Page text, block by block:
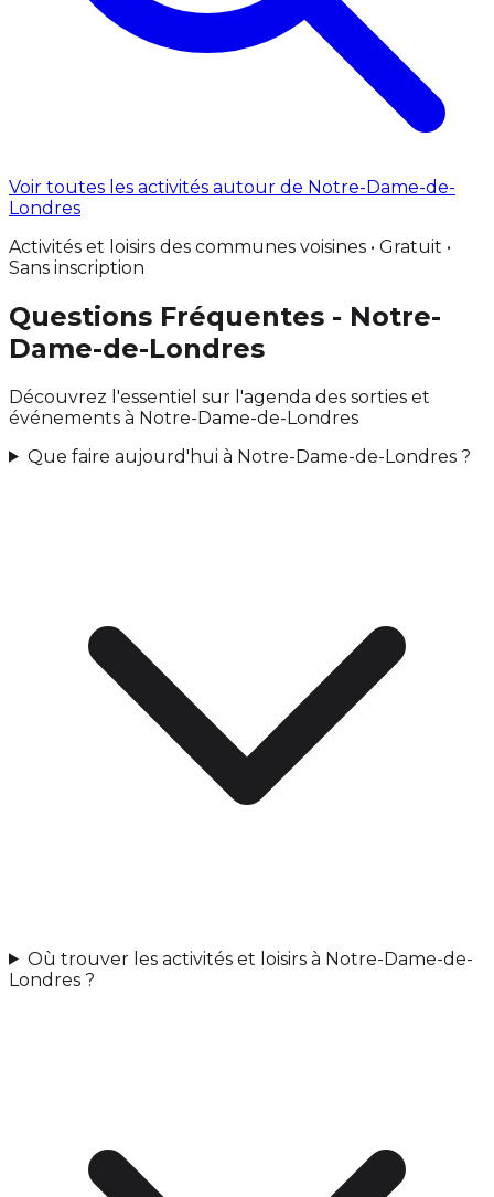
Voir toutes les activités autour de Notre-Dame-de-
Londres
Activités et loisirs des communes voisines • Gratuit •
Sans inscription
Questions Fréquentes - Notre-
Dame-de-Londres
Découvrez l'essentiel sur l'agenda des sorties et
événements à Notre-Dame-de-Londres
Que faire aujourd'hui à Notre-Dame-de-Londres ?
Où trouver les activités et loisirs à Notre-Dame-de-
Londres ?